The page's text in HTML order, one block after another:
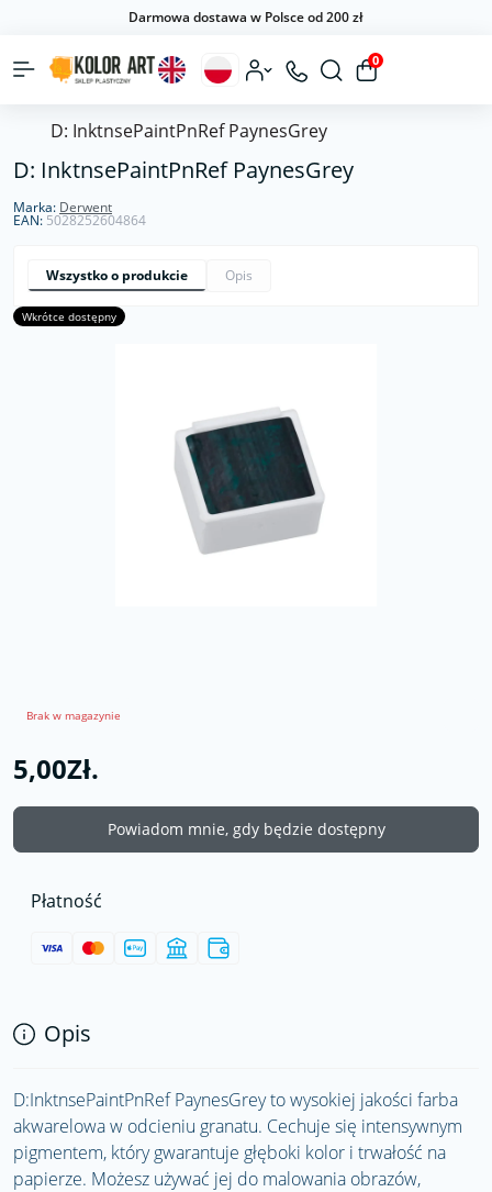
Darmowa dostawa w Polsce od 200 zł
0
D: InktnsePaintPnRef PaynesGrey
D: InktnsePaintPnRef PaynesGrey
Marka: Derwent
EAN: 5028252604864
Wszystko o produkcie Opis
Wkrótce dostępny
Brak w magazynie
5,00Zł.
Powiadom mnie, gdy będzie dostępny
Płatność
Opis
D:InktnsePaintPnRef PaynesGrey to wysokiej jakości farba
akwarelowa w odcieniu granatu. Cechuje się intensywnym
pigmentem, który gwarantuje głęboki kolor i trwałość na
papierze. Możesz używać jej do malowania obrazów,